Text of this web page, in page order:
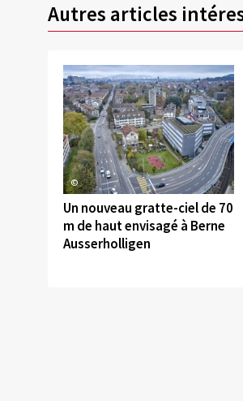
Autres articles
©
Un nouveau gratte-ciel de 70
m de haut envisagé à Berne
Ausserholligen